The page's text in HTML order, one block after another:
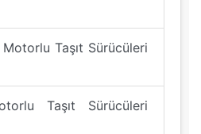
Taşıt Sürücüleri
Taşıt Sürücüleri